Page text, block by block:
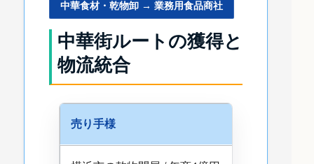
中華食材・乾物卸 → 業務用食品商社
中華街ルートの獲得と
物流統合
売り手様